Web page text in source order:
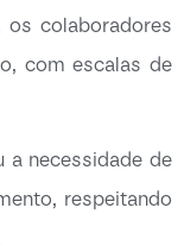
colaboradores
com escalas de
a necessidade de
respeitando